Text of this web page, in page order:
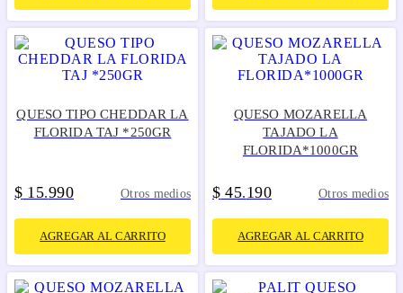
QUESO TIPO CHEDDAR LA
FLORIDA TAJ *250GR
$ 15.990 Otros medios
AGREGAR AL CARRITO
QUESO MOZARELLA
TAJADO LA
FLORIDA*1000GR
$ 45.190 Otros medios
AGREGAR AL CARRITO